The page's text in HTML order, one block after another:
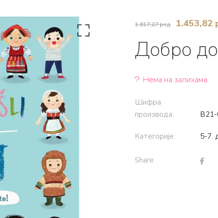
1.817,27рсд
је
1.817,27
1.453,82
Добро
Нема на залихама
Шифра
производа:
Категорије: 5-7,
Share